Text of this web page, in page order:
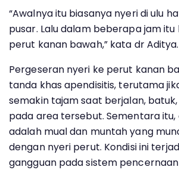
“Awalnya itu biasanya nyeri di ulu
pusar. Lalu dalam beberapa jam
perut kanan bawah,” kata dr Aditya.
Pergeseran nyeri ke perut kanan
tanda khas apendisitis, terutama
semakin tajam saat berjalan,
pada area tersebut. Sementara itu,
adalah mual dan muntah yang
dengan nyeri perut. Kondisi ini
gangguan pada sistem